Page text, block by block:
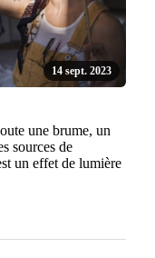
14 sept. 2023
une brume, un
sources de
un effet de lumière